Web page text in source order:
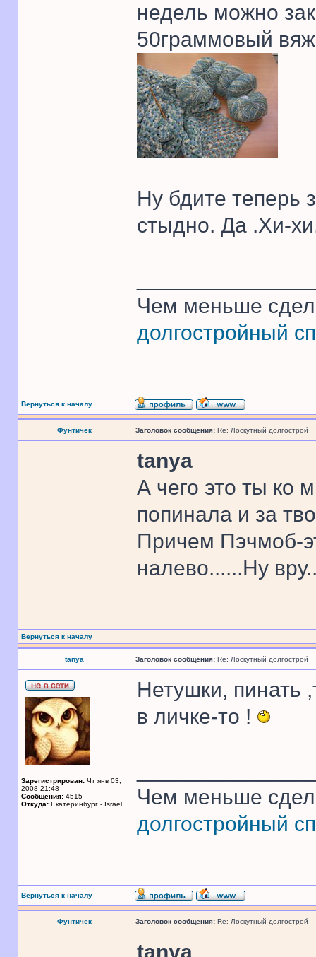
недель можно
50граммовый
Ну бдите теперь
стыдно. Да .Хи-
Чем меньше
долгостройный
Вернуться к началу
Фунтичек Заголовок сообщения: Re: Лоскутный долгострой
tanya
А чего это ты ко
попинала и за
Причем Пэчмоб-
налево......Ну
Вернуться к началу
tanya Заголовок сообщения: Re: Лоскутный долгострой
Зарегистрирован: Чт янв 03,
2008 21:48
Сообщения: 4515
Откуда: Екатеринбург - Israel
Нетушки, пинать
в личке-то !
Чем меньше
долгостройный
Вернуться к началу
Фунтичек Заголовок сообщения: Re: Лоскутный долгострой
tanya